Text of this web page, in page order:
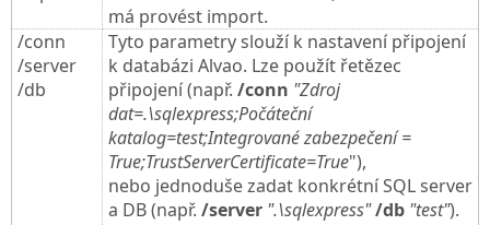
má provést import.
/conn
/server
/db
Tyto parametry slouží k nastavení připojení
k databázi Alvao. Lze použít řetězec
připojení (např. /conn "Zdroj
dat=.\sqlexpress;Počáteční
katalog=test;Integrované zabezpečení =
True;TrustServerCertificate=True"),
nebo jednoduše zadat konkrétní SQL server
a DB (např. /server ".\sqlexpress"/db "test").